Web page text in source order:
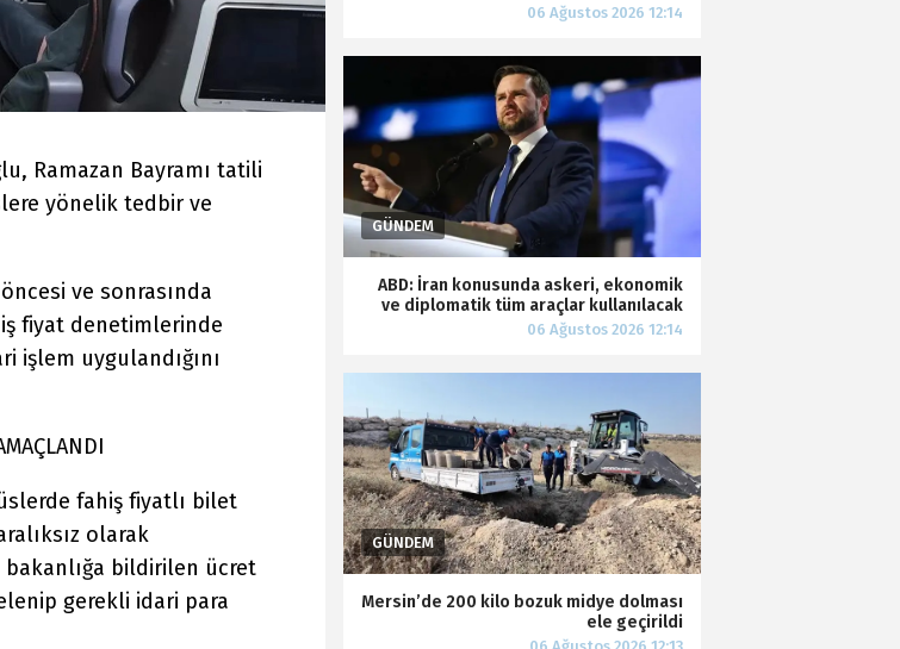
Ramazan Bayramı tatili
yönelik tedbir ve
ve sonrasında
fiyat denetimlerinde
işlem uygulandığını
fahiş fiyatlı bilet
olarak
bildirilen ücret
gerekli idari para
ABD: İran konusunda askeri, ekonomik
ve diplomatik tüm araçlar kullanılacak
Mersin’de 200 kilo bozuk midye dolması
ele geçirildi